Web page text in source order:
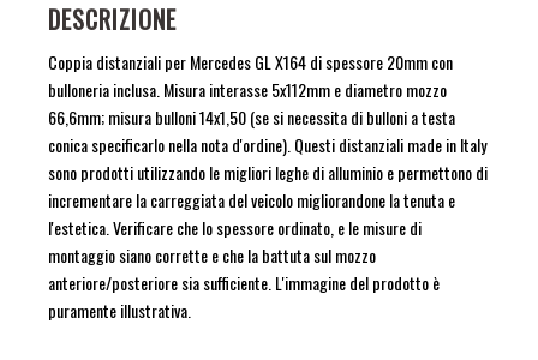
DESCRIZIONE
Coppia distanziali per Mercedes GL X164 di spessore 20mm con
bulloneria inclusa. Misura interasse 5x112mm e diametro mozzo
66,6mm; misura bulloni 14x1,50 (se si necessita di bulloni a testa
conica specificarlo nella nota d'ordine). Questi distanziali made in Italy
sono prodotti utilizzando le migliori leghe di alluminio e permettono di
incrementare la carreggiata del veicolo migliorandone la tenuta e
l'estetica. Verificare che lo spessore ordinato, e le misure di
montaggio siano corrette e che la battuta sul mozzo
anteriore/posteriore sia sufficiente. L'immagine del prodotto è
puramente illustrativa.